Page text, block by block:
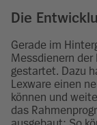
Die
Gerade im
Messdienern der
gestartet. Dazu
Lexware einen
können und
das